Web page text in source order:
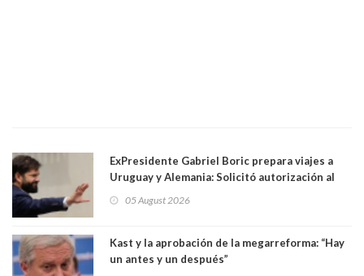
ExPresidente Gabriel Boric prepara viajes a
Uruguay y Alemania: Solicitó autorización al
05 August 2026
Kast y la aprobación de la megarreforma: “Hay
un antes y un después”